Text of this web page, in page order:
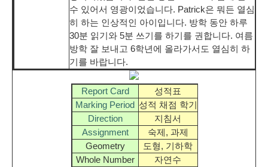
수 있어서 영광이었습니다. Patrick은 뭐든 열심
히 하는 인상적인 아이입니다. 방학 동안 하루
30분 읽기와 5분 쓰기를 하기를 권합니다. 여름
방학 잘 보내고 6학년에 올라가서도 열심히 하
기를 바랍니다.
Report Card
성적표
Marking Period 성적 채점 학기
Direction
지침서
Assignment
숙제, 과제
Geometry
도형, 기하학
Whole Number
자연수